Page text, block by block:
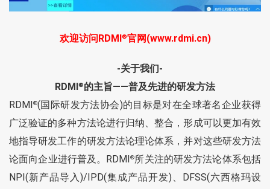
欢迎访问RDMI ®官网(www.rdmi.cn)
-关于我们-
RDMI
®的主旨——普及先进的研发方法
RDMI
®(国际研发方法协会)的目标是对在全球著名企业获得
广泛验证的多种方法论进行归纳、整合，形成可以更加有效
地指导研发工作的研发方法论理论体系，并对这些研发方法
论面向企业进行普及。RDMI®所关注的研发方法论体系包括
NPI(新产品导入)/IPD(集成产品开发)、DFSS(六西格玛设